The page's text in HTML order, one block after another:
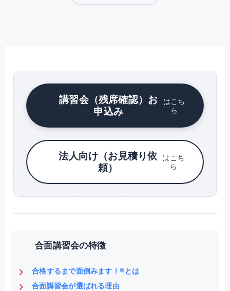
講習会（残席確認）お
申込み
はこち
ら
法人向け（お見積り依
頼）
はこち
ら
合面講習会の特徴
合格するまで面倒みます！®とは
合面講習会が選ばれる理由